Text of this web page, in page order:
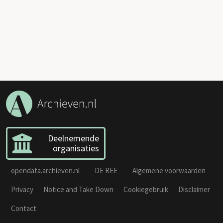
Deelnemende
organisaties
opendata.archieven.nl DE REE
Algemene voorwaarden
Privacy
Notice and Take Down Cookiegebruik
Disclaimer
Contact